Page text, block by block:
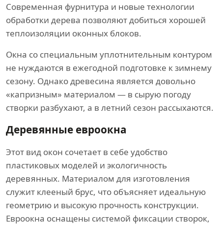
Современная фурнитура и новые технологии
обработки дерева позволяют добиться хорошей
теплоизоляции оконных блоков.
Окна со специальным уплотнительным контуром
не нуждаются в ежегодной подготовке к зимнему
сезону. Однако древесина является довольно
«капризным» материалом — в сырую погоду
створки разбухают, а в летний сезон рассыхаются.
Деревянные евроокна
Этот вид окон сочетает в себе удобство
пластиковых моделей и экологичность
деревянных. Материалом для изготовления
служит клееный брус, что объясняет идеальную
геометрию и высокую прочность конструкции.
Евроокна оснащены системой фиксации створок,